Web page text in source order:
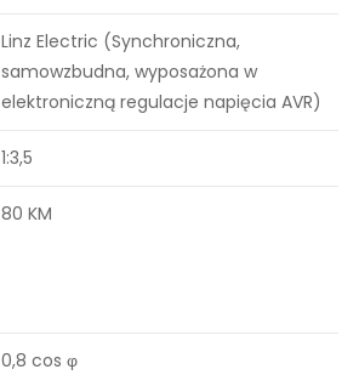
Linz Electric (Synchroniczna,
samowzbudna, wyposażona w
elektroniczną regulacje napięcia AVR)
1:3,5
80 KM
0,8 cos φ